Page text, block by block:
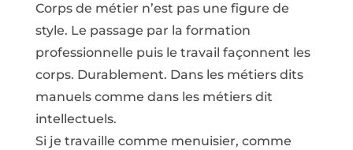
Corps de métier n’est pas une figure de
style. Le passage par la formation
professionnelle puis le travail façonnent les
corps. Durablement. Dans les métiers dits
manuels comme dans les métiers dit
intellectuels.
Si je travaille comme menuisier, comme